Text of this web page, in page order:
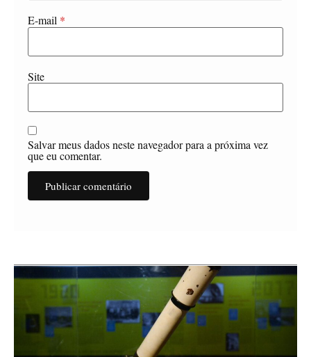
E-mail *
Site
Salvar meus dados neste navegador para a próxima vez
que eu comentar.